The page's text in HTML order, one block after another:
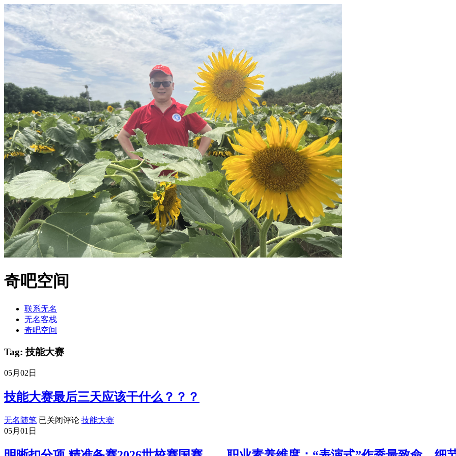
奇吧空间
联系无名
无名客栈
奇吧空间
Tag: 技能大赛
05月02日
技能大赛最后三天应该干什么？？？
无名随笔 技
赛
已关闭评论 技能大赛
05月01日